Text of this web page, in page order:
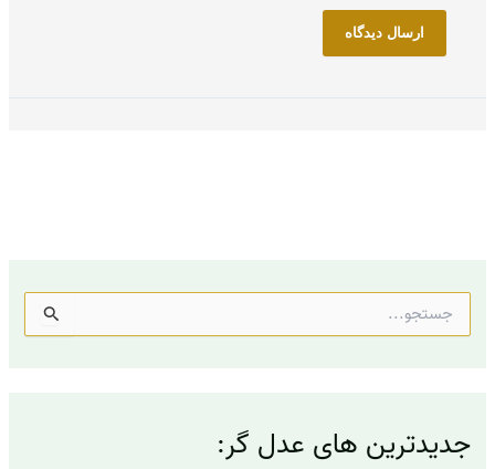
س
رجدیدترین های عدل گر: